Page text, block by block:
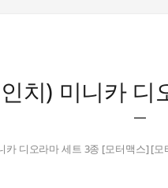
치) 미니카
카 디오라마 세트 3종 [모터맥스] [